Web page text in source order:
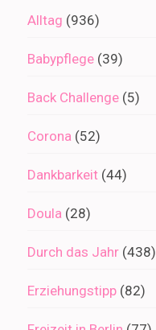
Alltag (936)
Babypflege (39)
Back Challenge (5)
Corona (52)
Dankbarkeit (44)
Doula (28)
Durch das Jahr (438)
Erziehungstipp (82)